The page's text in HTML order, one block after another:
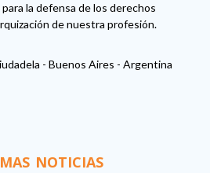
la defensa de los derechos
de nuestra profesión.
- Buenos Aires - Argentina
NOTICIAS